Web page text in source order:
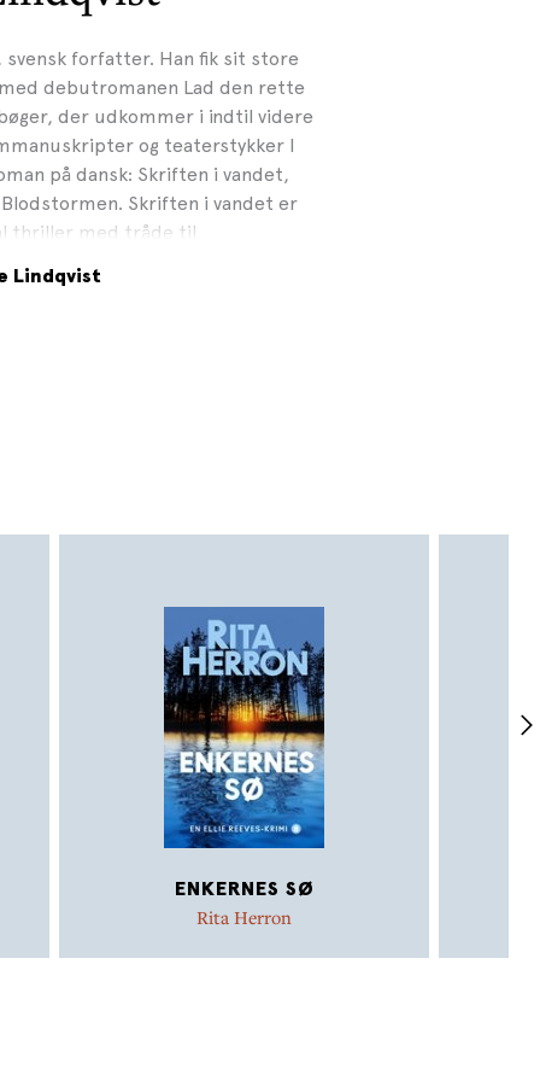
svensk forfatter. Han fik sit store
debutromanen Lad den rette
der udkommer i indtil videre
og teaterstykker I
på dansk: Skriften i vandet,
Skriften i vandet er
thriller med tråde til
bedste kriminalroman 2022 af
Lindqvist
ENKERNES SØ
Rita Herron